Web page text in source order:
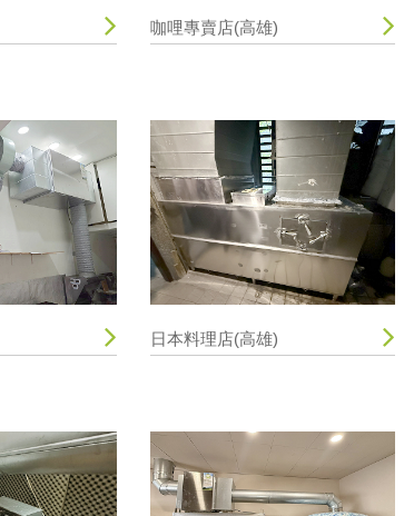
咖哩專賣店(高雄)
日本料理店(高雄)